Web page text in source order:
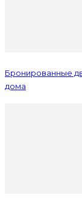
Бронированные
дома